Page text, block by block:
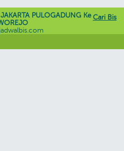
Cari Bis
PULOGADUNG Ke
jadwalbis.com